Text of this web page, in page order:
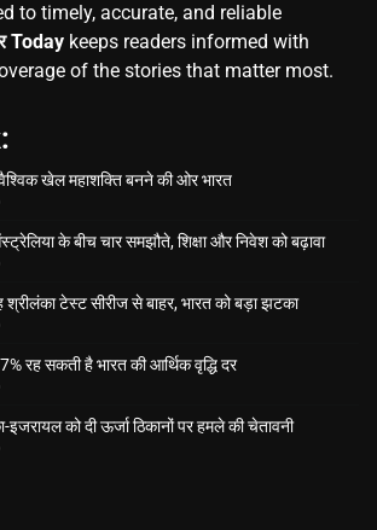
to timely, accurate, and reliable
Today keeps readers informed with
of the stories that matter most.
खेल महाशक्ति बनने की ओर भारत
के बीच चार समझौते, शिक्षा और निवेश को बढ़ावा
श्रीलंका टेस्ट सीरीज से बाहर, भारत को बड़ा झटका
7% रह सकती है भारत की आर्थिक वृद्धि दर
इजरायल को दी ऊर्जा ठिकानों पर हमले की चेतावनी